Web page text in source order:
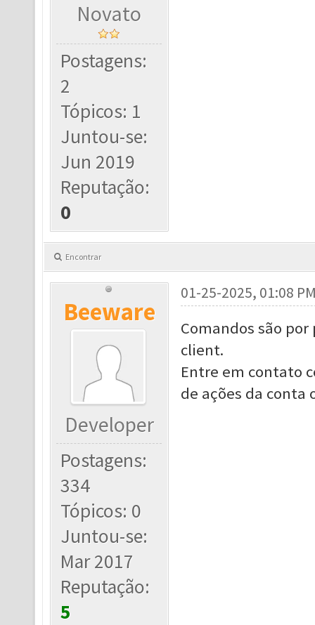
Novato
Postagens:
2
Tópicos: 1
Juntou-se:
Jun 2019
Reputação:
0
Encontrar
Beeware
Developer
Postagens:
334
Tópicos: 0
Juntou-se:
Mar 2017
Reputação:
5
01-25-2025, 01:08
Comandos são
client.
Entre em contato
de ações da conta